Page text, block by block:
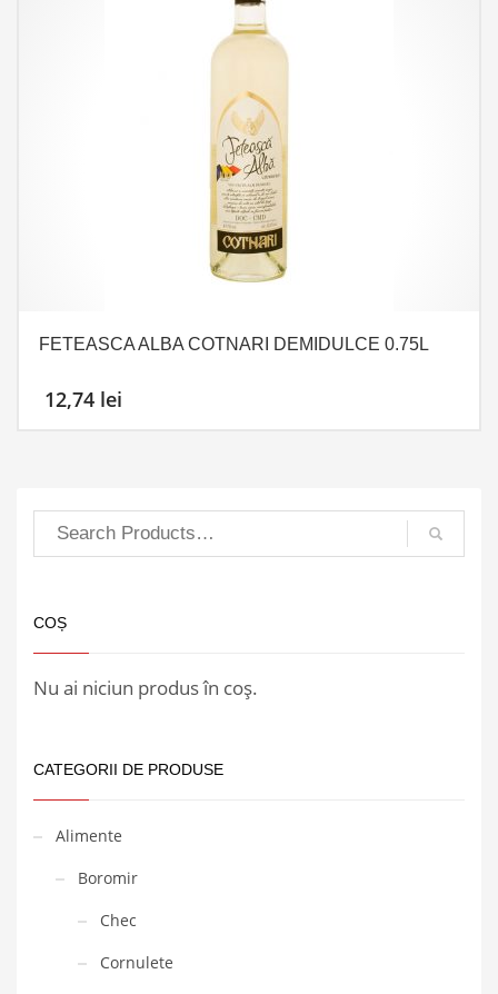
FETEASCA ALBA COTNARI DEMIDULCE 0.75L
12,74 lei
COȘ
Nu ai niciun produs în coș.
CATEGORII DE PRODUSE
Alimente
Boromir
Chec
Cornulete